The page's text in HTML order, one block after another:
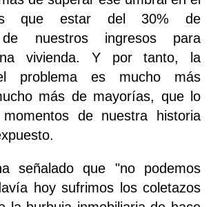
que estar del 30% de
de nuestros ingresos para
vivienda. Y por tanto, la
problema es mucho más
más de mayorías, que lo
de nuestra historia
señalado que "no podemos
hoy sufrimos los coletazos